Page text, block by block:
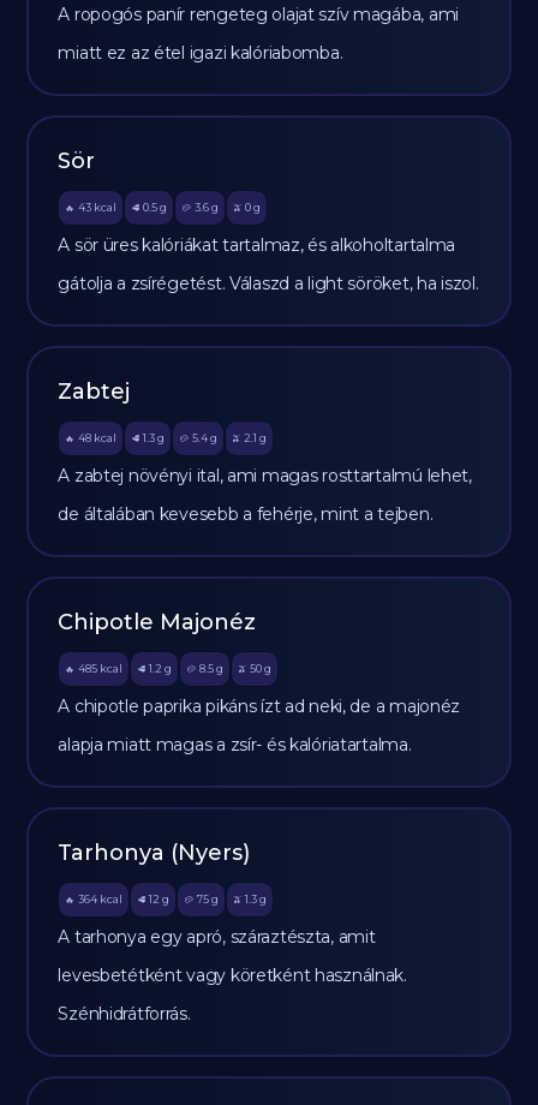
A ropogós panír rengeteg olajat szív magába, ami
miatt ez az étel igazi kalóriabomba.
Sör
🔥 43 kcal 🥩 0.5 g 🥔 3.6g 🫒 0 g
A sör üres kalóriákat tartalmaz, és alkoholtartalma
gátolja a zsírégetést. Válaszd a light söröket, ha iszol.
Zabtej
🔥 48 kcal 🥩 1.3 g 🥔 5.4g 🫒 2.1 g
A zabtej növényi ital, ami magas rosttartalmú lehet,
de általában kevesebb a fehérje, mint a tejben.
Chipotle Majonéz
🔥 485 kcal 🥩 1.2 g 🥔 8.5g 🫒 50 g
A chipotle paprika pikáns ízt ad neki, de a majonéz
alapja miatt magas a zsír- és kalóriatartalma.
Tarhonya (Nyers)
🔥 364 kcal 🥩 12 g 🥔 75g 🫒 1.3 g
A tarhonya egy apró, száraztészta, amit
levesbetétként vagy köretként használnak.
Szénhidrátforrás.